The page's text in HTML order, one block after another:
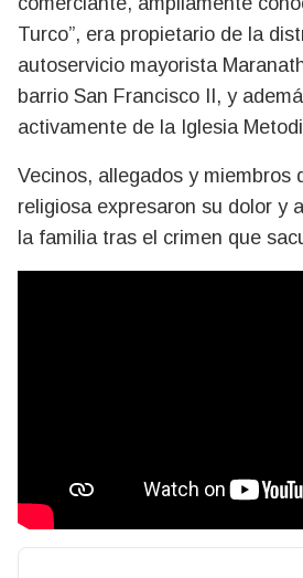
Turco”, era propietario de la
autoservicio mayorista
barrio San Francisco II, y
activamente de la Iglesia
Vecinos, allegados y miembros
religiosa expresaron su dolor y
la familia tras el crimen que